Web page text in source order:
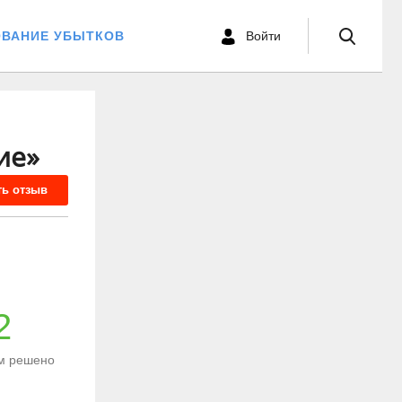
УБЫТКОВ Войти
отзыв
решено